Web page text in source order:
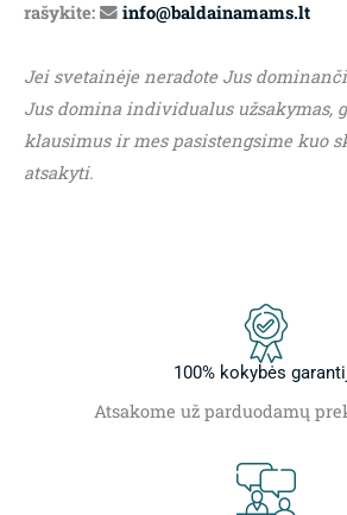
rašykite:
info@baldainamams.lt
Jei svetainėje neradote Jus
Jus domina individualus užsakymas,
klausimus ir mes pasistengsime kuo
atsakyti.
100% kokybės
Atsakome už parduodamų